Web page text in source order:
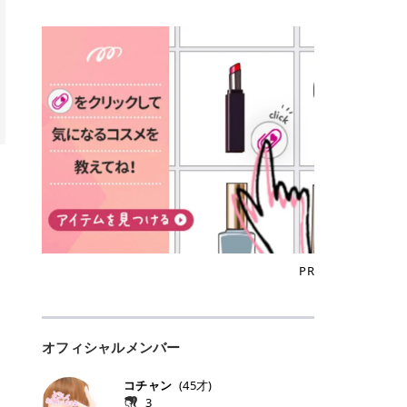
アとしても活用できます。 トナーパ
ッドの選び方 トナーパッドは、配合
成分やパッドの素材によって特徴が
異なります。 自分の肌悩みや理想の
仕上がりに合わせて選ぶことで、毎
日のスキンケアに取り入れやすくな
ります。 肌悩みに合わせて選ぶ パ
ッドの素材で選ぶ トナーパッドの使
い方 洗顔後すぐの清潔な肌に使用し
ます。 STEP1 エンボス面（凹凸
面）で顔全体をやさしく拭き取りま
す。 特に小鼻・あご・額など皮脂や
古い角質が気になる部分は丁寧にな
じませましょう。 STEP2 パッドを
裏返し、フラット面で顔全体をやさ
しく押さえながら化粧水をなじませ
キンケアを行います。 乾燥が気にな
パックとして使用するのもおすすめ
こからは、保湿ケアや肌荒れケア、
毛穴ケアなど目的別におすすめのト
するまでの期間や必要な施術回数が
大きな違いとして挙げられます！ 医
療脱毛は、医療機関（クリニックや
皮膚科など）だけで扱える高出力の
レーザーを使って、発毛組織にアプ
ローチする施術といわれています。
そのため、少ない回数で永久脱毛
（※）を目指すことができます。
（※永久脱毛とは一生毛が1本も生
えてこないという意味ではなく、ア
メリカの基準に基づき「長期間にわ
たって毛量が明らかに減少している
状態が維持されること」を指しま
のがメリットですが、毛根を破壊す
ます。 なお、医療脱毛は保険がきか
ない自由診療なので、クリニックに
います。だからこそ、しっかり比較
すい ラシャ メディオスターNeXT P
RO ジェントルYAGプロ 公式サイト
> ※医療脱毛は自由診療です。治療
には赤み、痒み、火傷、毛嚢炎、一
時的な硬毛化などのリスクが伴いま
す。 目次▼ 1. エミナルクリニック
の魅力とは？選ばれる3つの特徴 ・
最短6か月からの脱毛プランが選べ
る！ ・全国60院以上＆21時まで営
業！ ・痛みに配慮した医療脱毛器の
導入と肌トラブル対応 2. エミナル
クリニックの口コミ・評判 3. エミ
ナルクリニックの全身脱毛料金プラ
・追加費用がかからないシステム ・
リニックのお得な割引・キャンペー
で割引 ・ペア限定プラン｜家族や友
人と一緒にスタートできる ・他社か
ような血色感を演出するヌーディー
ピンク。 黄みと青みのバランスが良
く、自然になじむコーラル系カラー
です。 自然な血色感をプラスしてく
れるので、ナチュラルメイクとの相
性抜群。 可愛らしく、多幸感のある
印象に仕上がります。 ワインベリー
｜気品をまとうローズレッド 深みの
ある青みレッド。 大人っぽく華やか
な印象を与えるベリーカラーです。
ひと塗りで顔全体が華やかになり、
リップを主役にしたメイクが完成。
クールで上品な雰囲気を演出できま
ニュートラルな発色で、肌色を選び
落ち着いた印象に仕上がり、オン・
いめメイクにもカジュアルメイクに
もマッチします。 ラズベリーケーキ
ーグロスが広がり、ふっくらボリュ
フティングしたような、新しいリッ
プティンググロス💄 実際に使用した
方のクチコミ > 5 > プルプル > 唇に
塗るPDRNグロス > > AMUSE ジェ
ルフィットグロス > > ぷっくりツヤ
ツヤだけどベタっとした感じはなく
て使いやすいですね。プランピング
効果で少しスーッとします。ここは
好き嫌いがあるかもしれませんが慣
チップは片面がツルツル、片面がモ
ケモケになってます。 > > 桜グロス
【日本限定色】：上品なピンクベー
も上品で使いやすい色ですね。すも
いるので華やかそうに見えるけど、
> > スキンケア成分が配合されてい
て保湿もしっかりしてくれます。最
も、＠cosmeも、いつものコスメ購
入を“ちょっとお得”に変えられるの
が、トラミーリワードです✨ 今回
は、トラミーリワードの特徴や活用
方法、美容好きさんにおすすめな理
由を詳しくご紹介します！ トラミー
リワードとは？ 「トラミーリワー
ド」は、東証グロース上場企業であ
る株式会社アイズが運営する、安
心・安全なポイントサイト機能で
す。 トラミーリワードは、トラミー
会員向けのポイントサービスです。
対象ショップやサービスを利用する
ことでポイントを獲得でき、貯まっ
たポイントはAmazonギフト券やド
ットマネーなどに交換できます。 普
イ活初心者でも始めやすいのが魅力
段よく使っているコスメ通販サイト
けでポイントが貯まるのが大きな魅
力です✨ 例えば、、、 ・メガ割の
PR
オフィシャルメンバー
コチャン (45才)
3